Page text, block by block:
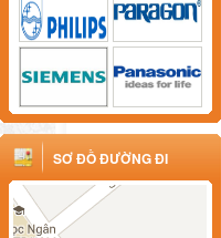
SƠ ĐỒ ĐƯỜNG ĐI